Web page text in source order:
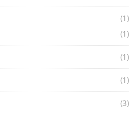
(1)
(1)
(1)
(1)
(3)